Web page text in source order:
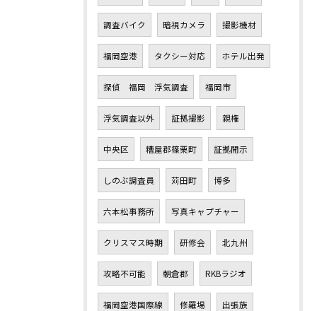
調査バイク 暗視カメラ 撮影機材
福岡空港 タクシー対応 ホテル出発
探偵 福岡 浮気調査 福岡市
浮気調査以外 証拠撮影 親権
中央区 糟屋郡篠栗町 証拠開示
しのぶ調査員 苅田町 博多
六本松事務所 写真キャプチャー
クリスマス時期 研修会 北九州
攻略不可能 朝倉郡 RKBラジオ
福岡空港国際線 修羅場 出張族